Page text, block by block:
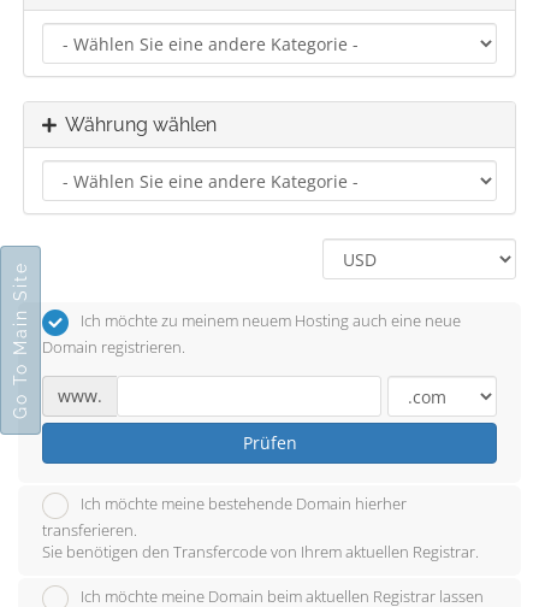
Währung wählen
Ich möchte zu meinem neuem Hosting auch eine neue
Domain registrieren.
www.
Prüfen
Ich möchte meine bestehende Domain hierher
transferieren.
Sie benötigen den Transfercode von Ihrem aktuellen Registrar.
Ich möchte meine Domain beim aktuellen Registrar lassen
Go To Main Site